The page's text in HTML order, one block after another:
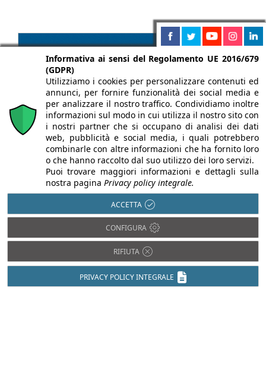
Per la tua pubblicità
newsletter
Informativa ai sensi del Regolamento UE 2016/679
(GDPR)
Utilizziamo i cookies per personalizzare contenuti ed
annunci, per fornire funzionalità dei social media e
per analizzare il nostro traffico. Condividiamo inoltre
informazioni sul modo in cui utilizza il nostro sito con
i nostri partner che si occupano di analisi dei dati
web, pubblicità e social media, i quali potrebbero
combinarle con altre informazioni che ha fornito loro
o che hanno raccolto dal suo utilizzo dei loro servizi.
Puoi trovare maggiori informazioni e dettagli sulla
nostra pagina Privacy policy integrale.
ACCETTA
CONFIGURA
RIFIUTA
PRIVACY POLICY INTEGRALE